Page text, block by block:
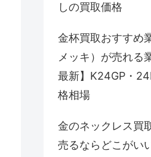
しの買取価格
金杯買取おすすめ
メッキ）が売れる
最新】K24GP・
格相場
金のネックレス買
売るならどこがい